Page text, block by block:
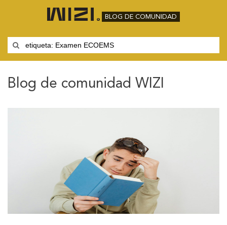
BLOG DE COMUNIDAD
Blog de comunidad WIZI